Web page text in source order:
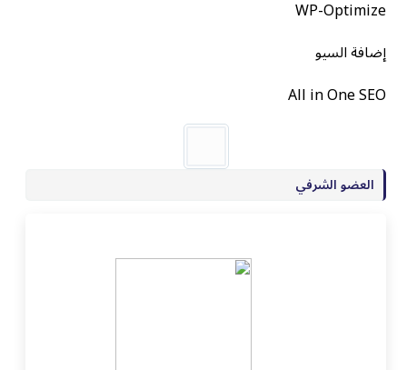
WP-Optimize
إضافة السيو
All in One SEO
العضو الشرفي